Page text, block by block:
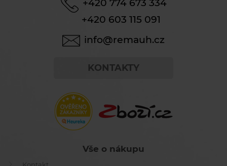
+420 774 673 334
+420 603 115 091
info@remauh.cz
KONTAKTY
Vše o nákupu